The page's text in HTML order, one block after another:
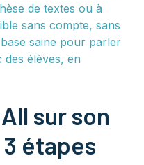
de textes ou à
sans compte, sans
saine pour parler
des élèves, en
sur son
étapes